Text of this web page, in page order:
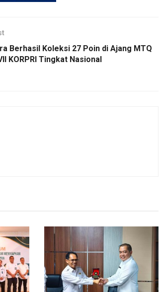
Berhasil Koleksi 27 Poin di Ajang MTQ
KORPRI Tingkat Nasional